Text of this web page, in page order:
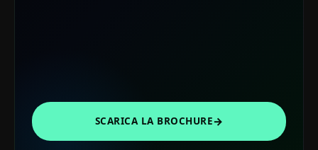
SCARICA LA BROCHURE→